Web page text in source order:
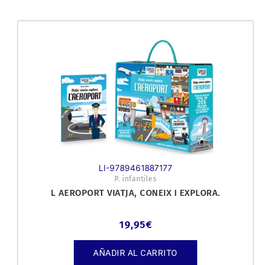
LI-9789461887177
P. infantiles
L AEROPORT VIATJA, CONEIX I EXPLORA.
19,95€
AÑADIR AL CARRITO